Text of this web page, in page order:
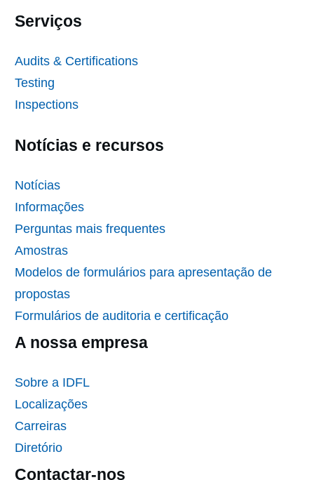
Serviços
Audits & Certifications
Testing
Inspections
Notícias e recursos
Notícias
Informações
Perguntas mais frequentes
Amostras
Modelos de formulários para apresentação de
propostas
Formulários de auditoria e certificação
A nossa empresa
Sobre a IDFL
Localizações
Carreiras
Diretório
Contactar-nos